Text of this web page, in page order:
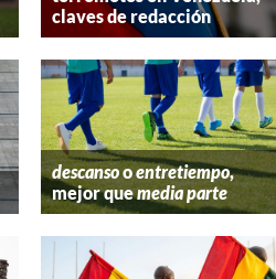
claves de redacción
descansooentretiempo,
mejor quemedia parte